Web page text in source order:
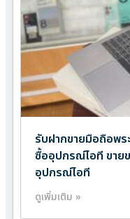
รับฝากขายมือถือพร
ซื้ออุปกรณ์ไอที ขาย
อุปกรณ์ไอที
ดูเพิ่มเติม »